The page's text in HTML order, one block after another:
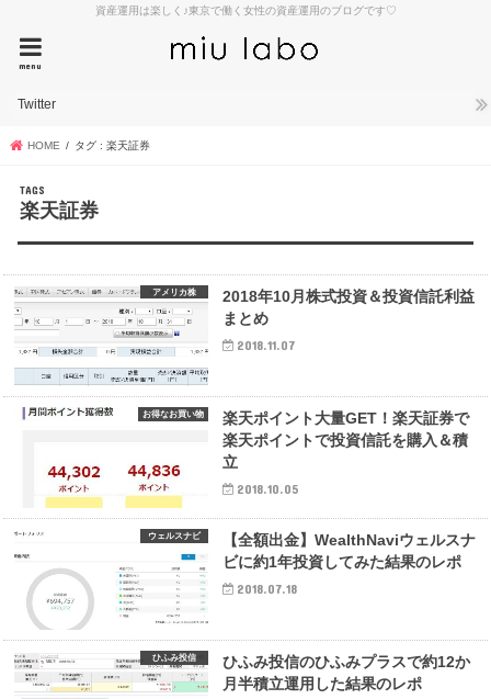
資産運用は楽しく♪東京で働く女性の資産運用のブログです♡
menu
Twitter
HOME タグ : 楽天証券
楽天証券
アメリカ株
2018年10月株式投資＆投資信託利益
まとめ
2018.11.07
お得なお買い物
楽天ポイント大量GET！楽天証券で
楽天ポイントで投資信託を購入＆積
立
2018.10.05
ウェルスナビ
【全額出金】WealthNaviウェルスナ
ビに約1年投資してみた結果のレポ
2018.07.18
ひふみ投信
ひふみ投信のひふみプラスで約12か
月半積立運用した結果のレポ